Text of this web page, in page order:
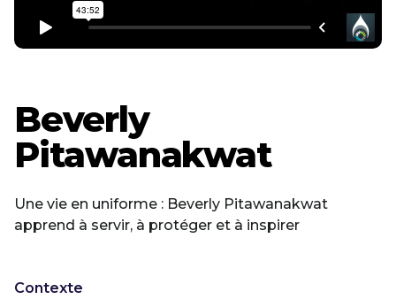
Beverly
Pitawanakwat
Une vie en uniforme : Beverly Pitawanakwat
apprend à servir, à protéger et à inspirer
Contexte